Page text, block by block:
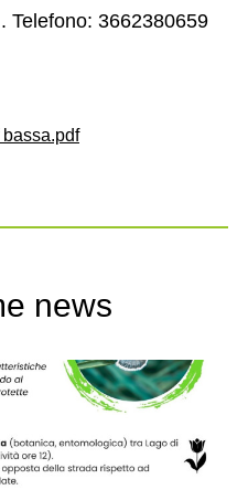
. Telefono: 3662380659
news